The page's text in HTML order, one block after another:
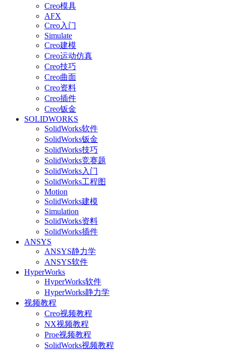
Creo模具
AFX
Creo入门
Simulate
Creo建模
Creo运动仿真
Creo技巧
Creo曲面
Creo资料
Creo插件
Creo钣金
SOLIDWORKS
SolidWorks软件
SolidWorks钣金
SolidWorks技巧
SolidWorks竞赛题
SolidWorks入门
SolidWorks工程图
Motion
SolidWorks建模
Simulation
SolidWorks资料
SolidWorks插件
ANSYS
ANSYS静力学
ANSYS软件
HyperWorks
HyperWorks软件
HyperWorks静力学
视频教程
Creo视频教程
NX视频教程
Proe视频教程
SolidWorks视频教程